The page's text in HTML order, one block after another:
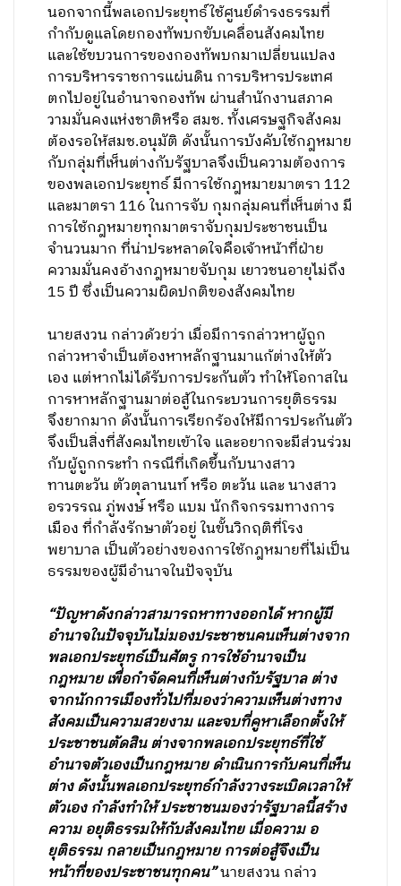
นอกจากนี้พลเอกประยุทธ์ใช้ศูนย์ดำรงธรรมที่
กำกับดูแลโดยกองทัพบกขับเคลื่อนสังคมไทย
และใช้ขบวนการของกองทัพบกมาเปลี่ยนแปลง
การบริหารราชการแผ่นดิน การบริหารประเทศ
ตกไปอยู่ในอำนาจกองทัพ ผ่านสำนักงานสภาค
วามมั่นคงแห่งชาติหรือ สมช. ทั้งเศรษฐกิจสังคม
ต้องรอให้สมช.อนุมัติ ดังนั้นการบังคับใช้กฎหมาย
กับกลุ่มที่เห็นต่างกับรัฐบาลจึงเป็นความต้องการ
ของพลเอกประยุทธ์ มีการใช้กฎหมายมาตรา 112
และมาตรา 116 ในการจับ กุมกลุ่มคนที่เห็นต่าง มี
การใช้กฎหมายทุกมาตราจับกุมประชาชนเป็น
จำนวนมาก ที่น่าประหลาดใจคือเจ้าหน้าที่ฝ่าย
ความมั่นคงอ้างกฎหมายจับกุม เยาวชนอายุไม่ถึง
15 ปี ซึ่งเป็นความผิดปกติของสังคมไทย
นายสงวน กล่าวด้วยว่า เมื่อมีการกล่าวหาผู้ถูก
กล่าวหาจำเป็นต้องหาหลักฐานมาแก้ต่างให้ตัว
เอง แต่หากไม่ได้รับการประกันตัว ทำให้โอกาสใน
การหาหลักฐานมาต่อสู้ในกระบวนการยุติธรรม
จึงยากมาก ดังนั้นการเรียกร้องให้มีการประกันตัว
จึงเป็นสิ่งที่สังคมไทยเข้าใจ และอยากจะมีส่วนร่วม
กับผู้ถูกกระทำ กรณีที่เกิดขึ้นกับนางสาว
ทานตะวัน ตัวตุลานนท์ หรือ ตะวัน และ นางสาว
อรวรรณ ภู่พงษ์ หรือ แบม นักกิจกรรมทางการ
เมือง ที่กำลังรักษาตัวอยู่ ในขั้นวิกฤติที่โรง
พยาบาล เป็นตัวอย่างของการใช้กฎหมายที่ไม่เป็น
ธรรมของผู้มีอำนาจในปัจจุบัน
“ปัญหาดังกล่าวสามารถหาทางออกได้ หากผู้มี
อำนาจในปัจจุบันไม่มองประชาชนคนเห็นต่างจาก
พลเอกประยุทธ์เป็นศัตรู การใช้อำนาจเป็น
กฎหมาย เพื่อกำจัดคนที่เห็นต่างกับรัฐบาล ต่าง
จากนักการเมืองทั่วไปที่มองว่าความเห็นต่างทาง
สังคมเป็นความสวยงาม และจบที่คูหาเลือกตั้งให้
ประชาชนตัดสิน ต่างจากพลเอกประยุทธ์ที่ใช้
อำนาจตัวเองเป็นกฎหมาย ดำเนินการกับคนที่เห็น
ต่าง ดังนั้นพลเอกประยุทธ์กำลังวางระเบิดเวลาให้
ตัวเอง กำลังทำให้ ประชาชนมองว่ารัฐบาลนี้สร้าง
ความ อยุติธรรมให้กับสังคมไทย เมื่อความ อ
ยุติธรรม กลายเป็นกฎหมาย การต่อสู้จึงเป็น
หน้าที่ของประชาชนทุกคน”นายสงวน กล่าว